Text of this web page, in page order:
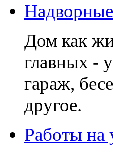
Дом как
главных -
гараж,
другое.
Работы на